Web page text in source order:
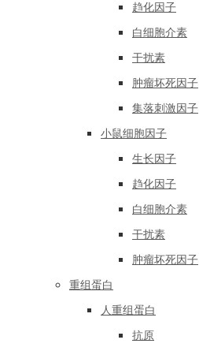
趋化因子
白细胞介素
干扰素
肿瘤坏死因子
集落刺激因子
小鼠细胞因子
生长因子
趋化因子
白细胞介素
干扰素
肿瘤坏死因子
重组蛋白
人重组蛋白
抗原